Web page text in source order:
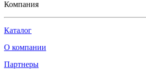
Компания
Каталог
О компании
Партнеры